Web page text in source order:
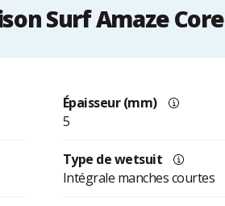
Surf Amaze
Épaisseur (mm)
5
Type de wetsuit
Intégrale manches courtes